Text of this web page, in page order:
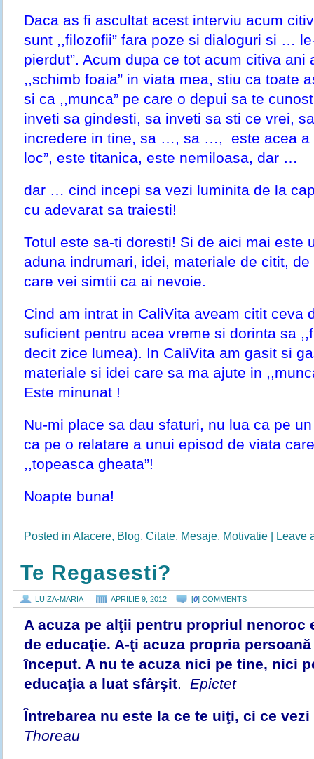
Daca as fi ascultat acest interviu acum
sunt ,,filozofii” fara poze si dialoguri si …
pierdut”. Acum dupa ce tot acum citiva ani
,,schimb foaia” in viata mea, stiu ca toate
si ca ,,munca” pe care o depui sa te
inveti sa gindesti, sa inveti sa sti ce vrei,
incredere in tine, sa …, sa …, este acea a
loc”, este titanica, este nemiloasa, dar …
dar … cind incepi sa vezi luminita de la
cu adevarat sa traiesti!
Totul este sa-ti doresti! Si de aici mai este
aduna indrumari, idei, materiale de citit,
care vei simtii ca ai nevoie.
Cind am intrat in CaliVita aveam citit ceva
suficient pentru acea vreme si dorinta sa
decit zice lumea). In CaliVita am gasit si
materiale si idei care sa ma ajute in
Este minunat !
Nu-mi place sa dau sfaturi, nu lua ca pe
ca pe o relatare a unui episod de viata
,,topeasca gheata”!
Noapte buna!
Posted in Afacere, Blog, Citate, Mesaje, Motivatie | Leave
Te Regasesti?
LUIZA-MARIA APRILIE 9, 2012 [0] COMMENTS
A acuza pe alţii pentru propriul nenoroc
de educaţie. A-ţi acuza propria
început. A nu te acuza nici pe tine, nici
educaţia a luat sfârşit. Epictet
Întrebarea nu este la ce te uiţi, ci ce vezi
Thoreau